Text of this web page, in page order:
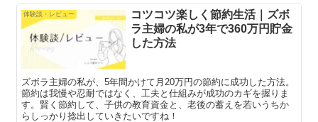
体験談・レビュー
コツコツ楽しく節約生活｜ズボ
ラ主婦の私が3年で360万円貯金
した方法
ズボラ主婦の私が、5年間かけて月20万円の節約に成功した方法。
節約は我慢や忍耐ではなく、工夫と仕組みが成功のカギを握りま
す。賢く節約して、子供の教育資金と、老後の蓄えを若いうちか
らしっかり捻出していきたいですね！